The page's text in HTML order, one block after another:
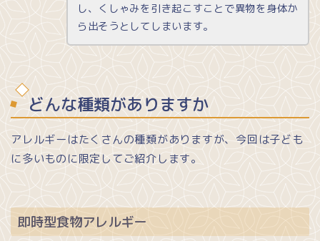
し、くしゃみを引き起こすことで異物を身体か
ら出そうとしてしまいます。
どんな種類がありますか
アレルギーはたくさんの種類がありますが、今回は子ども
に多いものに限定してご紹介します。
即時型食物アレルギー